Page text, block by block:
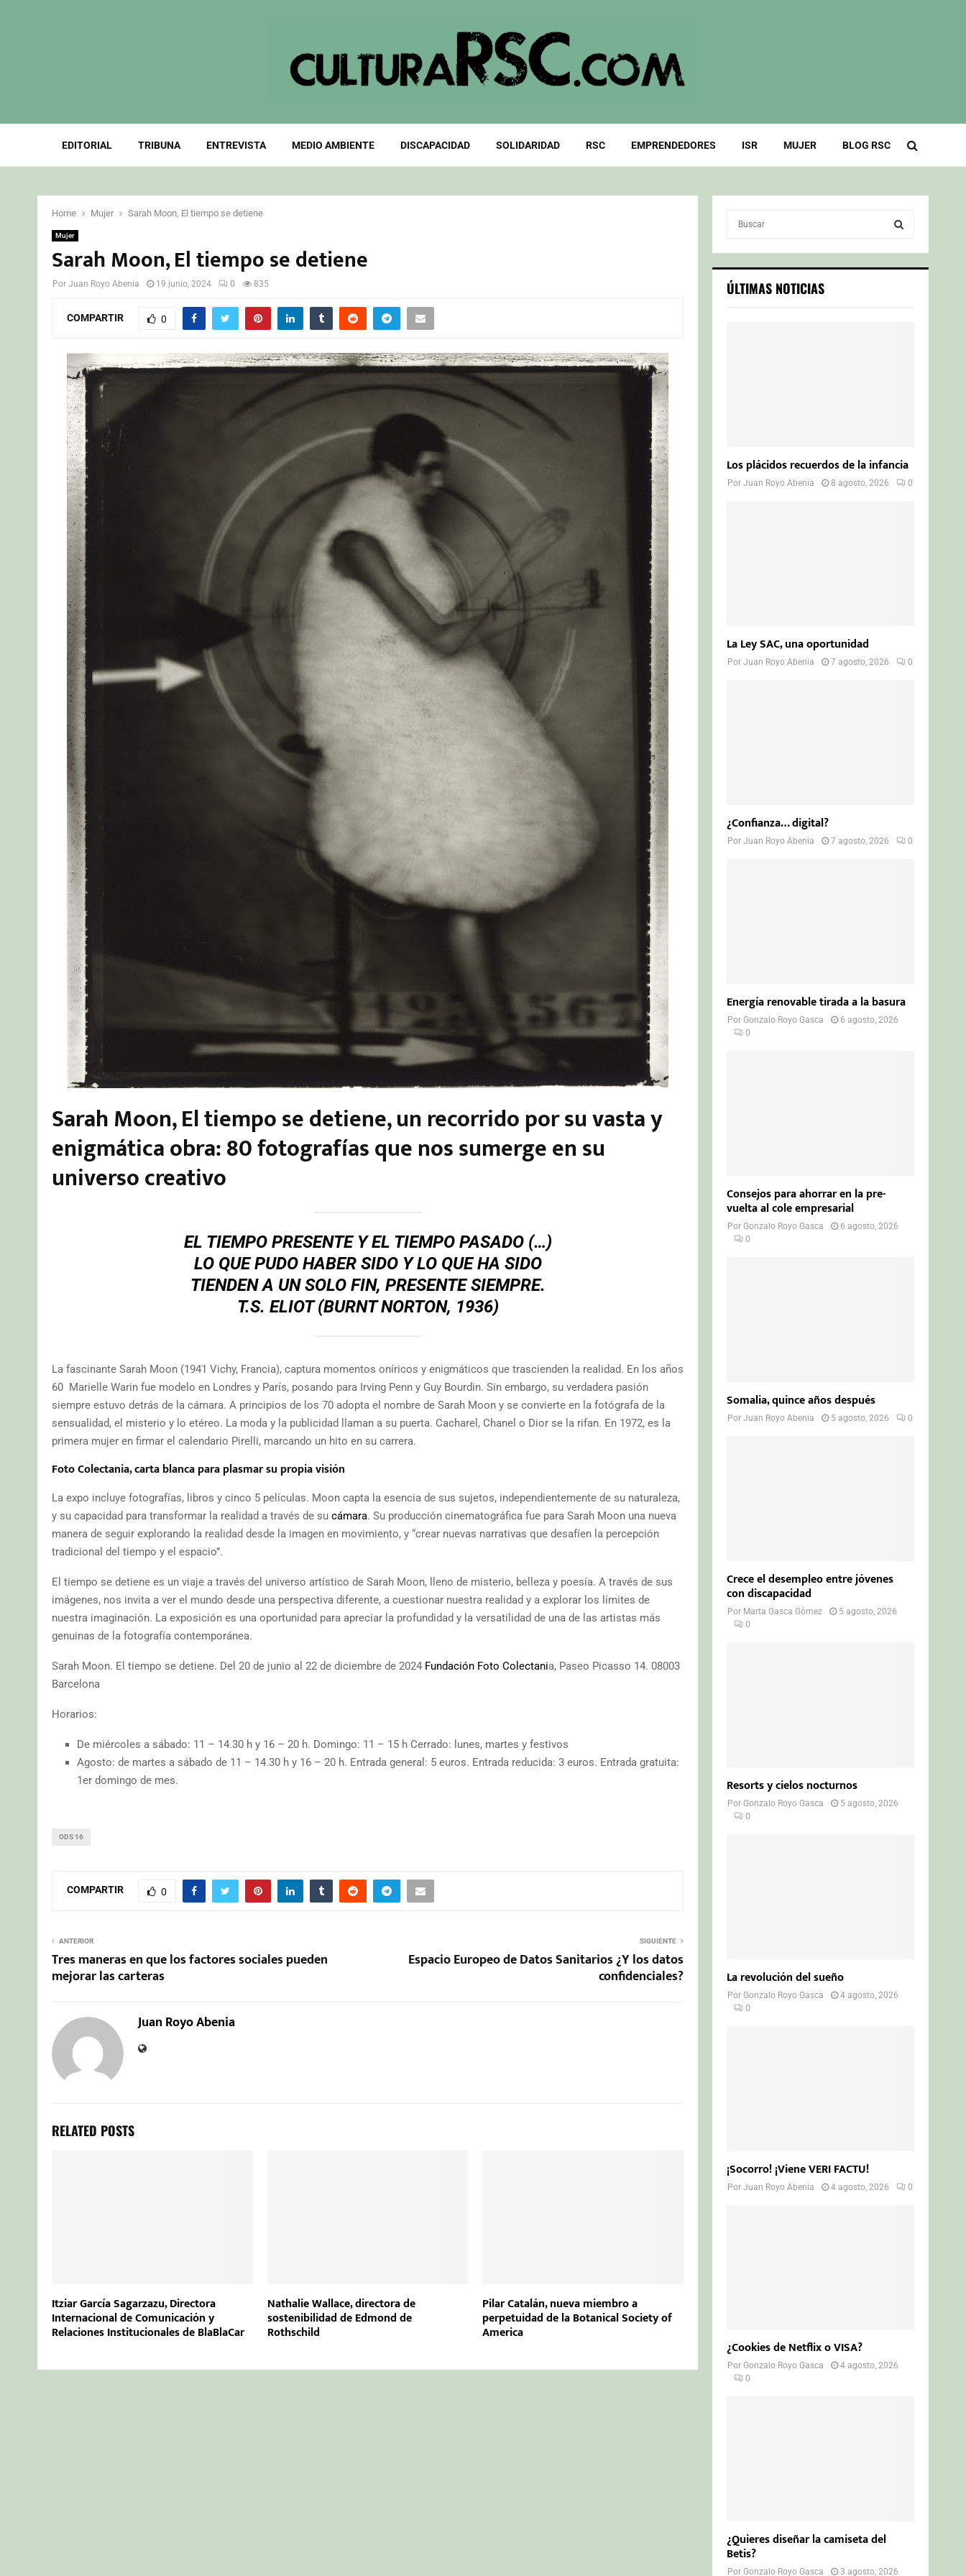
EDITORIAL TRIBUNA ENTREVISTA MEDIO AMBIENTE DISCAPACIDAD SOLIDARIDAD RSC EMPRENDEDORES ISR MUJER BLOG RSC
Home Mujer Sarah Moon, El tiempo se detiene
Mujer
Sarah Moon, El tiempo se detiene
Por Juan Royo Abenia 19 junio, 2024 0 835
COMPARTIR 0
Sarah Moon, El tiempo se detiene, un recorrido por su vasta y
enigmática obra: 80 fotografías que nos sumerge en su
universo creativo
EL TIEMPO PRESENTE Y EL TIEMPO PASADO (…)
LO QUE PUDO HABER SIDO Y LO QUE HA SIDO
TIENDEN A UN SOLO FIN, PRESENTE SIEMPRE.
T.S. ELIOT (BURNT NORTON, 1936)
La fascinante Sarah Moon (1941 Vichy, Francia), captura momentos oníricos y enigmáticos que trascienden la realidad. En los años
60 Marielle Warin fue modelo en Londres y París, posando para Irving Penn y Guy Bourdin. Sin embargo, su verdadera pasión
siempre estuvo detrás de la cámara. A principios de los 70 adopta el nombre de Sarah Moon y se convierte en la fotógrafa de la
sensualidad, el misterio y lo etéreo. La moda y la publicidad llaman a su puerta. Cacharel, Chanel o Dior se la rifan. En 1972, es la
primera mujer en firmar el calendario Pirelli, marcando un hito en su carrera.
Foto Colectania, carta blanca para plasmar su propia visión
La expo incluye fotografías, libros y cinco 5 películas. Moon capta la esencia de sus sujetos, independientemente de su naturaleza,
y su capacidad para transformar la realidad a través de su cámara. Su producción cinematográfica fue para Sarah Moon una nueva
manera de seguir explorando la realidad desde la imagen en movimiento, y “crear nuevas narrativas que desafíen la percepción
tradicional del tiempo y el espacio”.
El tiempo se detiene es un viaje a través del universo artístico de Sarah Moon, lleno de misterio, belleza y poesía. A través de sus
imágenes, nos invita a ver el mundo desde una perspectiva diferente, a cuestionar nuestra realidad y a explorar los límites de
nuestra imaginación. La exposición es una oportunidad para apreciar la profundidad y la versatilidad de una de las artistas más
genuinas de la fotografía contemporánea.
Sarah Moon. El tiempo se detiene. Del 20 de junio al 22 de diciembre de 2024 Fundación Foto Colectania, Paseo Picasso 14. 08003
Barcelona
Horarios:
De miércoles a sábado: 11 – 14.30 h y 16 – 20 h. Domingo: 11 – 15 h Cerrado: lunes, martes y festivos
Agosto: de martes a sábado de 11 – 14.30 h y 16 – 20 h. Entrada general: 5 euros. Entrada reducida: 3 euros. Entrada gratuita:
1er domingo de mes.
ODS 16
COMPARTIR 0
ANTERIOR
Tres maneras en que los factores sociales pueden
mejorar las carteras
SIGUIENTE
Espacio Europeo de Datos Sanitarios ¿Y los datos
confidenciales?
Juan Royo Abenia
RELATED POSTS
Itziar García Sagarzazu, Directora
Internacional de Comunicación y
Relaciones Institucionales de BlaBlaCar
Nathalie Wallace, directora de
sostenibilidad de Edmond de
Rothschild
Pilar Catalán, nueva miembro a
perpetuidad de la Botanical Society of
America
c
h
S
ÚLTIMAS NOTICIAS
Los plácidos recuerdos de la infancia
PorJuan Royo Abenia 8 agosto, 2026 0
La Ley SAC, una oportunidad
PorJuan Royo Abenia 7 agosto, 2026 0
¿Confianza… digital?
PorJuan Royo Abenia 7 agosto, 2026 0
Energía renovable tirada a la basura
PorGonzalo Royo Gasca
6 agosto, 2026
0
Consejos para ahorrar en la pre-
vuelta al cole empresarial
PorGonzalo Royo Gasca
6 agosto, 2026
0
Somalia, quince años después
PorJuan Royo Abenia 5 agosto, 2026 0
Crece el desempleo entre jóvenes
con discapacidad
Por Marta Gasca Gómez
5 agosto, 2026
0
Resorts y cielos nocturnos
PorGonzalo Royo Gasca
5 agosto, 2026
0
La revolución del sueño
PorGonzalo Royo Gasca
4 agosto, 2026
0
¡Socorro! ¡Viene VERI FACTU!
PorJuan Royo Abenia 4 agosto, 2026 0
¿Cookies de Netflix o VISA?
PorGonzalo Royo Gasca
4 agosto, 2026
0
¿Quieres diseñar la camiseta del
Betis?
PorGonzalo Royo Gasca 3 agosto, 2026